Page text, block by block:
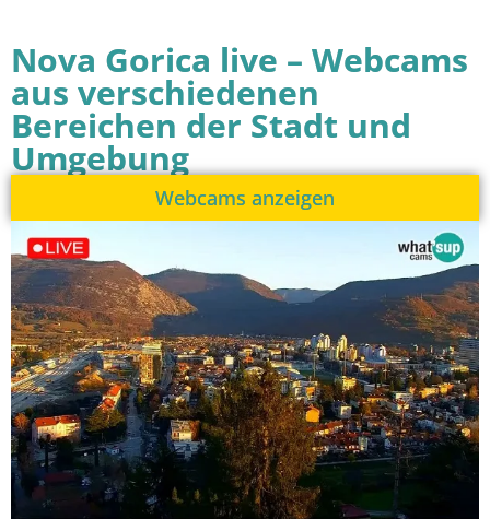
Nova Gorica live – Webcams
aus verschiedenen
Bereichen der Stadt und
Umgebung
Webcams anzeigen